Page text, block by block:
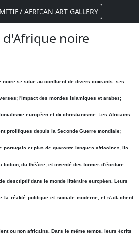
/ AFRICAN ART GALLERY
noire
noire se situe au confluent de divers courants: ses
l'impact des mondes islamiques et arabes;
européen et du christianisme. Les Africains
prolifiques depuis la Seconde Guerre mondiale;
portugais et plus de quarante langues africaines, ils
fiction, du théâtre, et inventé des formes d'écriture
descriptif dans le monde littéraire européen. Leurs
la réalité politique et sociale moderne, et s'attachent
ou non africains. Dans le même temps, leurs écrits